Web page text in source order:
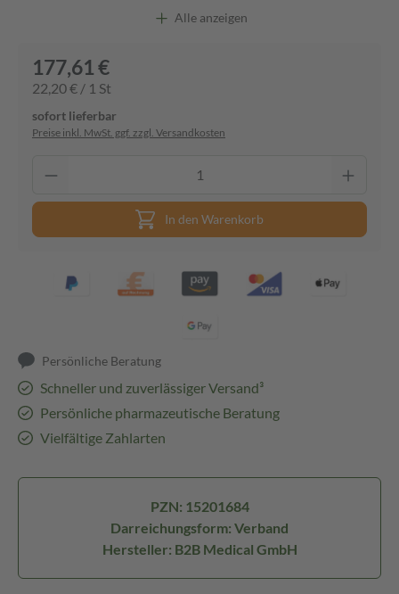
Alle anzeigen
177,61 €
22,20 € / 1 St
sofort lieferbar
Preise inkl. MwSt. ggf. zzgl. Versandkosten
In den Warenkorb
Persönliche Beratung
Schneller und zuverlässiger Versand³
Persönliche pharmazeutische Beratung
Vielfältige Zahlarten
PZN: 15201684
Darreichungsform: Verband
Hersteller: B2B Medical GmbH